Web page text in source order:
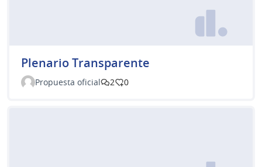
Plenario Transparente
Propuesta oficial 2 0